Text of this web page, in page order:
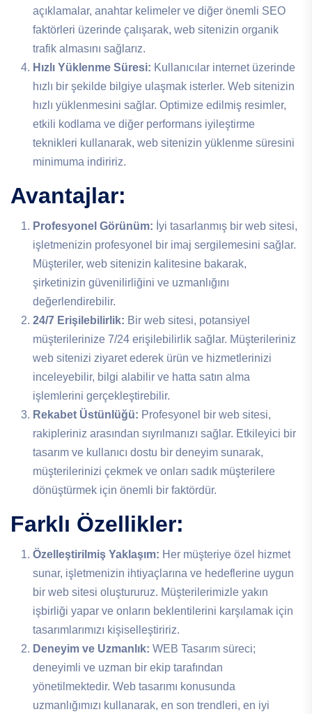
açıklamalar, anahtar kelimeler ve diğer önemli SEO
faktörleri üzerinde çalışarak, web sitenizin organik
trafik almasını sağlarız.
Hızlı Yüklenme Süresi: Kullanıcılar internet üzerinde
hızlı bir şekilde bilgiye ulaşmak isterler. Web sitenizin
hızlı yüklenmesini sağlar. Optimize edilmiş resimler,
etkili kodlama ve diğer performans iyileştirme
teknikleri kullanarak, web sitenizin yüklenme süresini
minimuma indiririz.
Avantajlar:
Profesyonel Görünüm: İyi tasarlanmış bir web sitesi,
işletmenizin profesyonel bir imaj sergilemesini sağlar.
Müşteriler, web sitenizin kalitesine bakarak,
şirketinizin güvenilirliğini ve uzmanlığını
değerlendirebilir.
24/7 Erişilebilirlik: Bir web sitesi, potansiyel
müşterilerinize 7/24 erişilebilirlik sağlar. Müşterileriniz
web sitenizi ziyaret ederek ürün ve hizmetlerinizi
inceleyebilir, bilgi alabilir ve hatta satın alma
işlemlerini gerçekleştirebilir.
Rekabet Üstünlüğü: Profesyonel bir web sitesi,
rakipleriniz arasından sıyrılmanızı sağlar. Etkileyici bir
tasarım ve kullanıcı dostu bir deneyim sunarak,
müşterilerinizi çekmek ve onları sadık müşterilere
dönüştürmek için önemli bir faktördür.
Farklı Özellikler:
Özelleştirilmiş Yaklaşım: Her müşteriye özel hizmet
sunar, işletmenizin ihtiyaçlarına ve hedeflerine uygun
bir web sitesi oluştururuz. Müşterilerimizle yakın
işbirliği yapar ve onların beklentilerini karşılamak için
tasarımlarımızı kişiselleştiririz.
Deneyim ve Uzmanlık: WEB Tasarım süreci;
deneyimli ve uzman bir ekip tarafından
yönetilmektedir. Web tasarımı konusunda
uzmanlığımızı kullanarak, en son trendleri, en iyi